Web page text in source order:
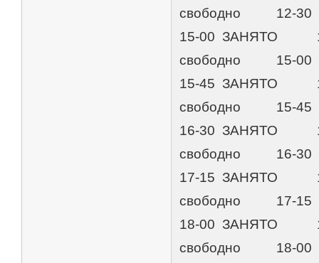
свободно 12-30
15-00 ЗАНЯТО
свободно 15-00
15-45 ЗАНЯТО
свободно 15-45
16-30 ЗАНЯТО
свободно 16-30
17-15 ЗАНЯТО
свободно 17-15
18-00 ЗАНЯТО
свободно 18-00